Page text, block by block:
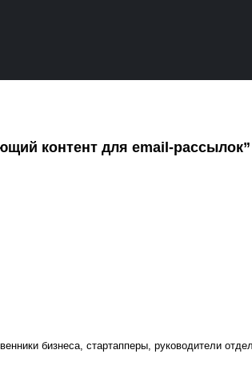
контент для email-рассылок”
бизнеса, стартапперы, руководители